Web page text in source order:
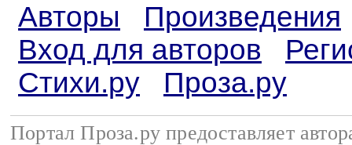
Авторы
Произведения
Вход для авторов
Стихи.ру
Проза.ру
Портал Проза.ру предоставляет